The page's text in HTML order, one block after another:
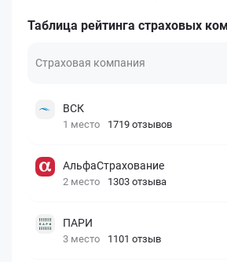
Таблица рейтинга страховых
Страховая компания
ВСК
1 место 1719 отзывов
АльфаСтрахование
2 место 1303 отзыва
ПАРИ
3 место 1101 отзыв